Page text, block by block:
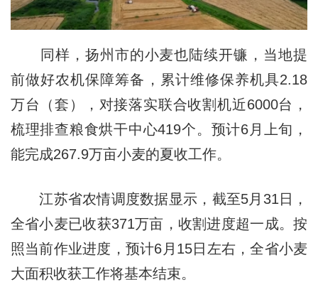
同样，扬州市的小麦也陆续开镰，当地提
前做好农机保障筹备，累计维修保养机具2.18
万台（套），对接落实联合收割机近6000台，
梳理排查粮食烘干中心419个。预计6月上旬，
能完成267.9万亩小麦的夏收工作。
江苏省农情调度数据显示，截至5月31日，
全省小麦已收获371万亩，收割进度超一成。按
照当前作业进度，预计6月15日左右，全省小麦
大面积收获工作将基本结束。